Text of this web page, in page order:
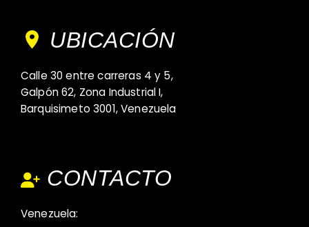
UBICACIÓN
Calle 30 entre carreras 4 y 5,
Galpón 62, Zona Industrial I,
Barquisimeto 3001, Venezuela
CONTACTO
Venezuela: